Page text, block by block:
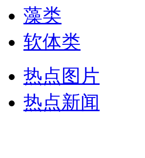
藻类
软体类
热点图片
热点新闻